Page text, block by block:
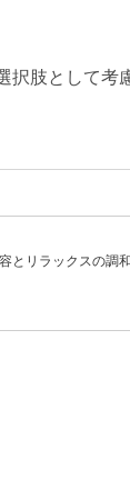
択肢として考
とリラックスの調